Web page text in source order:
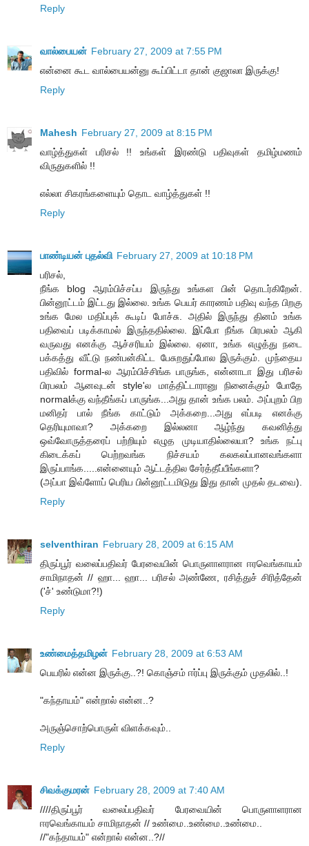
Reply
வால்பையன் February 27, 2009 at 7:55 PM
என்னை கூட வால்பையன்னு கூப்பிட்டா தான் குஜாலா இருக்கு!
Reply
Mahesh February 27, 2009 at 8:15 PM
வாழ்த்துகள் பரிசல் !! உங்கள் இரண்டு பதிவுகள் தமிழ்மணம்
விருதுகளில் !!
எல்லா சிகரங்களையும் தொட வாழ்த்துகள் !!
Reply
பாண்டியன் புதல்வி February 27, 2009 at 10:18 PM
பரிசல்,
நீங்க blog ஆரம்பிச்சப்ப இருந்து உங்கள பின் தொடர்கிறேன்.
பின்னூட்டம் இட்டது இல்லை. உங்க பெயர் காரணம் பதிவு வந்த பிறகு
உங்க மேல மதிப்புக் கூடிப் போச்சு. அதில் இருந்து தினம் உங்க
பதிவைப் படிக்காமல் இருந்ததில்லை. இப்போ நீங்க பிரபலம் ஆகி
வருவது எனக்கு ஆச்சரியம் இல்லை. ஏனா, உங்க எழுத்து நடை
பக்கத்து வீட்டு நண்பன்கிட்ட பேசுறதுப்போல இருக்கும். முந்தைய
பதிவில் formal-ல ஆரம்பிச்சிங்க பாருங்க, என்னாடா இது பரிசல்
பிரபலம் ஆனவுடன் style'ல மாத்திட்டாரானு நினைக்கும் போதே
normalக்கு வந்தீங்கப் பாருங்க...அது தான் உங்க பலம். அப்புறம் பிற
மனிதர் பால் நீங்க காட்டும் அக்கறை...அது எப்படி எனக்கு
தெரியுமாவா? அக்கறை இல்லனா ஆழ்ந்து கவனித்து
ஒவ்வோருத்தரைப் பற்றியும் எழுத முடியாதில்லையா? உங்க நட்பு
கிடைக்கப் பெற்றவங்க நிச்சயம் கலகலப்பானவங்களா
இருப்பாங்க.....என்னையும் ஆட்டத்தில சேர்த்தீப்பீங்களா?
(அப்பா இவ்ளோப் பெரிய பின்னூட்டமிடுது இது தான் முதல் தடவை).
Reply
selventhiran February 28, 2009 at 6:15 AM
திருப்பூர் வலைப்பதிவர் பேரவையின் பொருளாளரான ஈரவெங்காயம்
சாமிநாதன் // ஹா... ஹா... பரிசல் அண்ணே, ரசித்துச் சிரித்தேன்
('ச்' உண்டுமா?!)
Reply
உண்மைத்தமிழன் February 28, 2009 at 6:53 AM
பெயரில் என்ன இருக்கு..?! கொஞ்சம் ஈர்ப்பு இருக்கும் முதலில்..!
"கந்தாயம்" என்றால் என்ன..?
அருஞ்சொற்பொருள் விளக்கவும்..
Reply
சிவக்குமரன் February 28, 2009 at 7:40 AM
////திருப்பூர் வலைப்பதிவர் பேரவையின் பொருளாளரான
ஈரவெங்காயம் சாமிநாதன் // உண்மை..உண்மை..உண்மை..
//"கந்தாயம்" என்றால் என்ன..?//